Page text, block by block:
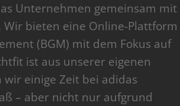
Unternehmen gemeinsam mit
bieten eine Online-Plattform
(BGM) mit dem Fokus auf
ist aus unserer eigenen
einige Zeit bei adidas
– aber nicht nur aufgrund